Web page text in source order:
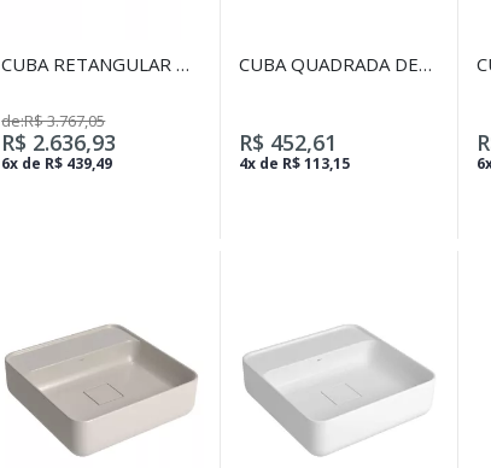
CUBA RETANGULAR DE
de:R$ 3.767,05
R$ 2.636,93
6x de R$ 439,49
CUBA QUADRADA DE
R$ 452,61
4x de R$ 113,15